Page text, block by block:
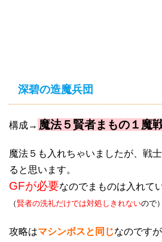
深碧の造魔兵団
構成→ 魔法５賢者まもの１魔
魔法５も入れちゃいましたが、戦
ると思います。
GFが必要なのでまものは入れて
（賢者の洗礼だけでは対処しきれないので）
攻略はマシンボスと同じなのですが